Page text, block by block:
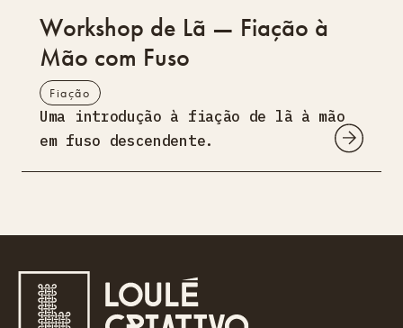
Workshop de Lã — Fiação à
Mão com Fuso
Fiação
Uma introdução à fiação de lã à mão
em fuso descendente.